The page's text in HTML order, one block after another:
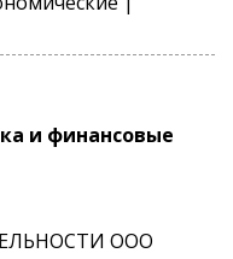
и финансовые
ООО